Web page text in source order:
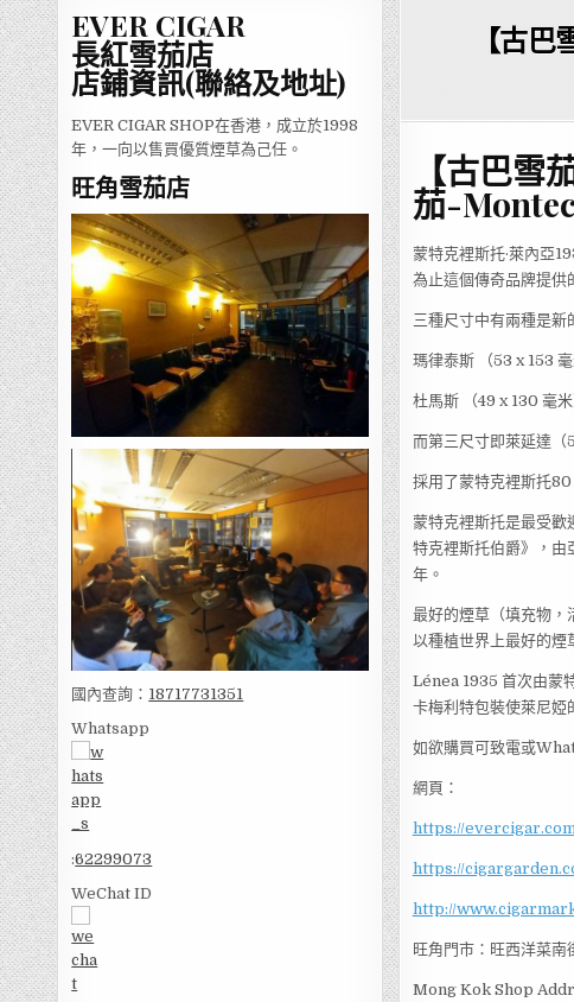
EVER CIGAR
長紅雪茄店
店鋪資訊(聯絡及地址)
EVER CIGAR SHOP在香港，成立於1998
年，一向以售買優質煙草為己任。
旺角雪茄店
國內查詢： 18717731351
Whatsapp
:62299073
WeChat ID
【古
【古巴雪
茄-
蒙特克裡斯托·萊內亞
為止這個傳奇品牌提供
三種尺寸中有兩種是新
瑪律泰斯 （53 x 153
杜馬斯 （49 x 130 毫米
而第三尺寸即萊延達（
採用了蒙特克裡斯托
蒙特克裡斯托是最受歡
特克裡斯托伯爵》，由
年。
最好的煙草（填充物，
以種植世界上最好的煙
Lénea 1935 首次由蒙
卡梅利特包裝使萊尼婭
如欲購買可致電或
網頁：
https://evercigar.com
https://
http://
旺角門市：旺西洋菜南
Mong Kok Shop